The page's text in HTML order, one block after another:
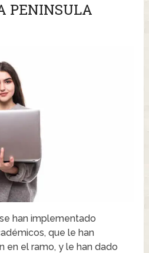
PENINSULA
han implementado
que le han
en el ramo, y le han dado